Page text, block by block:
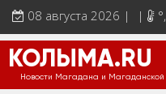
08 августа 2026 | | °
КОЛЫМА.RU
Новости Магадана и Магаданской